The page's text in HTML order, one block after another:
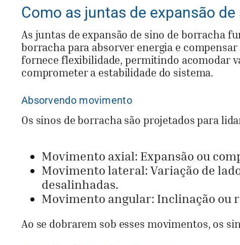
Como as juntas de expansão
As juntas de expansão de sino de borracha
borracha para absorver energia e
fornece flexibilidade, permitindo acomodar
comprometer a estabilidade do sistema.
Absorvendo movimento
Os sinos de borracha são projetados para
Movimento axial: Expansão ou
Movimento lateral: Variação de
desalinhadas.
Movimento angular: Inclinação ou
Ao se dobrarem sob esses movimentos, os